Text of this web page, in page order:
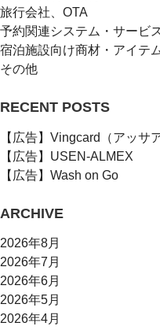
旅行会社、OTA
予約関連システム・サービ
宿泊施設向け商材・アイテ
その他
RECENT POSTS
【広告】Vingcard（アッサ
【広告】USEN-ALMEX
【広告】Wash on Go
ARCHIVE
2026年8月
2026年7月
2026年6月
2026年5月
2026年4月